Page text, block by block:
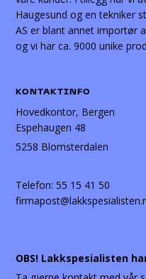
Haugesund og en tekniker
AS er blant annet importør
og vi har ca. 9000 unike
KONTAKTINFO
Hovedkontor, Bergen
Espehaugen 48
5258 Blomsterdalen
Telefon:55 15 41 50
OBS! Lakkspesialisten